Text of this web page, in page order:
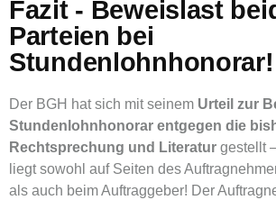
Fazit - Beweislast
Parteien bei
Stundenlohnhonorar!
Der BGH hat sich mit seinem Urteil zur
Stundenlohnhonorar entgegen die
Rechtsprechung und Literatur gestellt
liegt sowohl auf Seiten des
als auch beim Auftraggeber! Der